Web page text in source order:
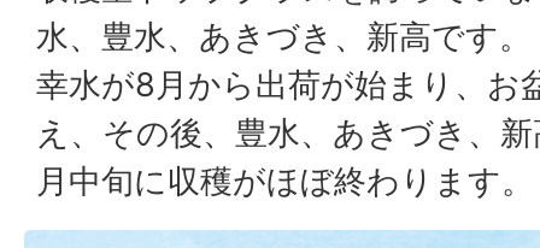
水、豊水、あきづき、新高です。
幸水が8月から出荷が始まり、お
え、その後、豊水、あきづき、
月中旬に収穫がほぼ終わります。